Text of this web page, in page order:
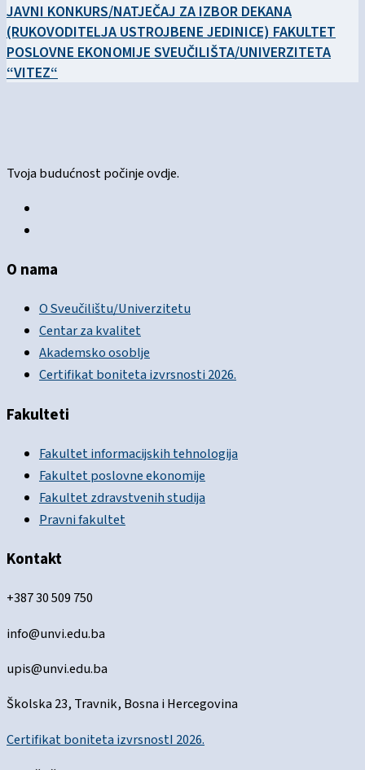
JAVNI KONKURS/NATJEČAJ ZA IZBOR DEKANA
(RUKOVODITELJA USTROJBENE JEDINICE) FAKULTET
POSLOVNE EKONOMIJE SVEUČILIŠTA/UNIVERZITETA
“VITEZ“
Tvoja budućnost počinje ovdje.
O nama
O Sveučilištu/Univerzitetu
Centar za kvalitet
Akademsko osoblje
Certifikat boniteta izvrsnosti 2026.
Fakulteti
Fakultet informacijskih tehnologija
Fakultet poslovne ekonomije
Fakultet zdravstvenih studija
Pravni fakultet
Kontakt
+387 30 509 750
info@unvi.edu.ba
upis@unvi.edu.ba
Školska 23, Travnik, Bosna i Hercegovina
Certifikat boniteta izvrsnostI 2026.